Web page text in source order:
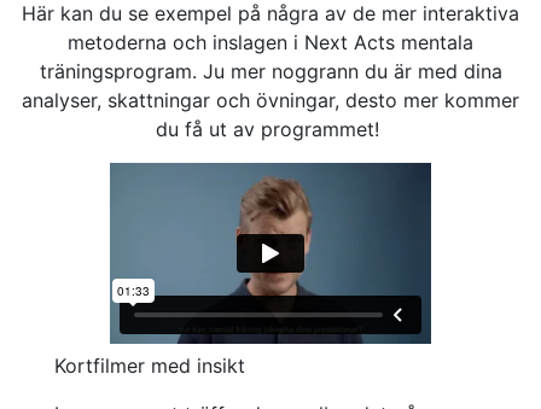
Här kan du se exempel på några av de mer interaktiva
metoderna och inslagen i Next Acts mentala
träningsprogram. Ju mer noggrann du är med dina
analyser, skattningar och övningar, desto mer kommer
du få ut av programmet!
Kortfilmer med insikt